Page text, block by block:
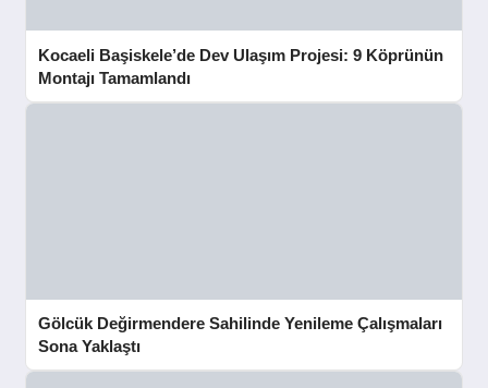
Kocaeli Başiskele’de Dev Ulaşım Projesi: 9 Köprünün
Montajı Tamamlandı
Gölcük Değirmendere Sahilinde Yenileme Çalışmaları
Sona Yaklaştı